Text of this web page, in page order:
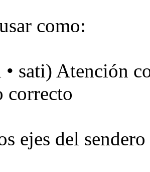
como:
sati) Atención
correcto
ejes del